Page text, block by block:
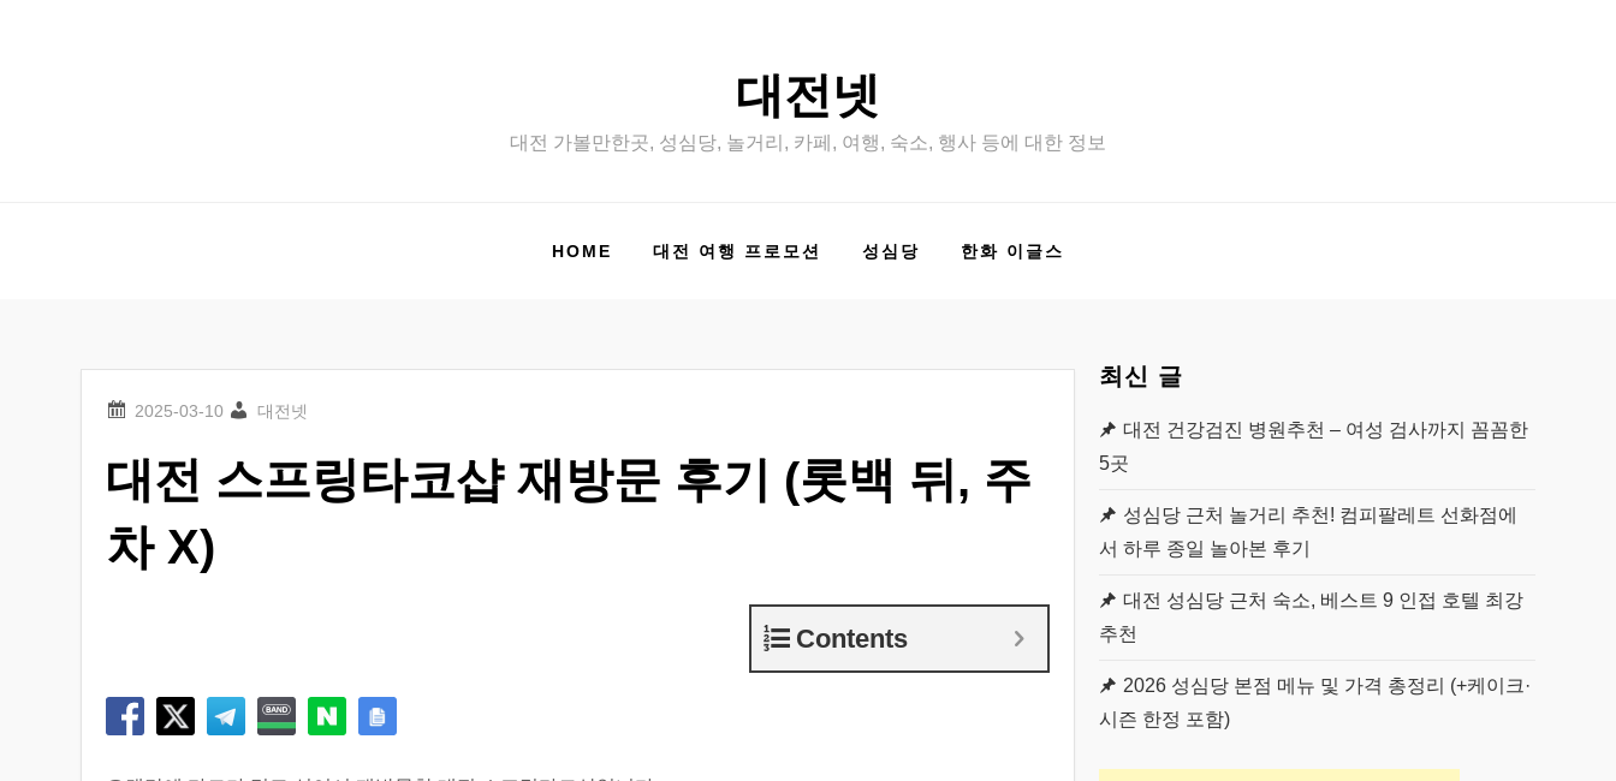
대전넷
대전 가볼만한곳, 성심당, 놀거리, 카페, 여행, 숙소, 행사 등에 대한 정보
HOME 대전 여행 프로모션 성심당 한화 이글스
대전넷
대전 스프링타코샵 재방문 후기 (롯백 뒤, 주
차 X)
Contents
최신 글
대전 건강검진 병원추천 – 여성 검사까지 꼼꼼한
5곳
성심당 근처 놀거리 추천! 컴피팔레트 선화점에
서 하루 종일 놀아본 후기
대전 성심당 근처 숙소, 베스트 9 인접 호텔 최강
추천
2026 성심당 본점 메뉴 및 가격 총정리 (+케이크·
시즌 한정 포함)